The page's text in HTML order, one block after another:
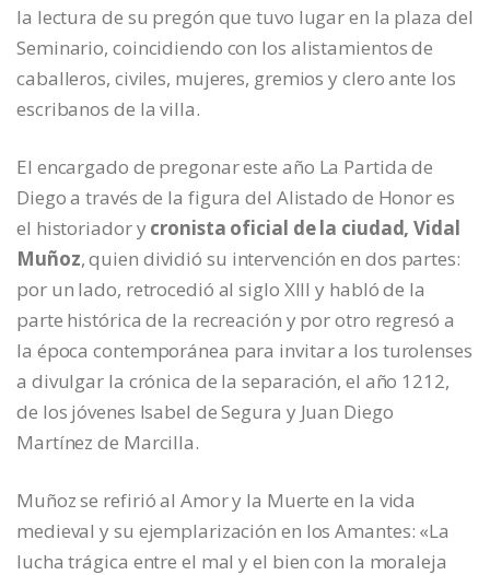
la lectura de su pregón que tuvo lugar en la plaza del
Seminario, coincidiendo con los alistamientos de
caballeros, civiles, mujeres, gremios y clero ante los
escribanos de la villa.
El encargado de pregonar este año La Partida de
Diego a través de la figura del Alistado de Honor es
el historiador y cronista oficial de la ciudad, Vidal
Muñoz, quien dividió su intervención en dos partes:
por un lado, retrocedió al siglo XIII y habló de la
parte histórica de la recreación y por otro regresó a
la época contemporánea para invitar a los turolenses
a divulgar la crónica de la separación, el año 1212,
de los jóvenes Isabel de Segura y Juan Diego
Martínez de Marcilla.
Muñoz se refirió al Amor y la Muerte en la vida
medieval y su ejemplarización en los Amantes: «La
lucha trágica entre el mal y el bien con la moraleja